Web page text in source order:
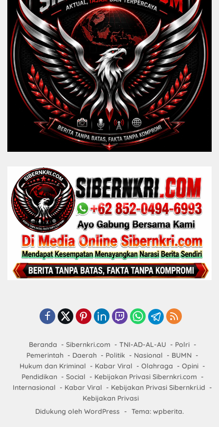
Beranda Sibernkri.com TNI-AD-AL-AU
Polri
Pemerintah
Daerah Politik Nasional
BUMN
Hukum dan Kriminal
Kabar Viral Olahraga
Opini
Pendidikan
Social
Kebijakan Privasi Sibernkri.com
Internasional
Kabar Viral
Kebijakan Privasi Sibernkri.id
Kebijakan Privasi
Didukung oleh WordPress
- Tema: wpberita.